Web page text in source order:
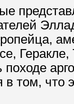
походе
в том, что